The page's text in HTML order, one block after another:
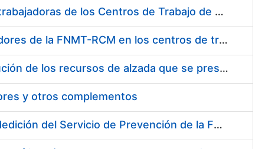
Suministro de Protectores Auditivos a medida para las personas trabajadoras de los Centros de Trabajo de Madrid y Burgos
Suministro de gafas graduadas antiproyecciones para los trabajadores de la FNMT-RCM en los centros de trabajo de Madrid y Burgos
Servicios de una empresa externa para el asesoramiento y resolución de los recursos de alzada que se presentan relacionados con procesos de selección para la FNMT-RCM
y otros complementos
Servicio de Calibración y Verificación Externa de los Equipos de Medición del Servicio de Prevención de la FNMT-RCM